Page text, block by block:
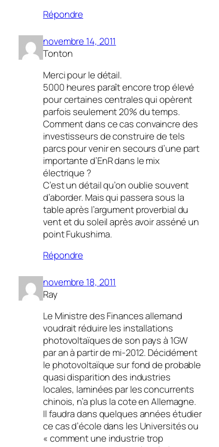
Répondre
novembre 14, 2011
Tonton
Merci pour le détail.
5000 heures paraît encore trop élevé
pour certaines centrales qui opèrent
parfois seulement 20% du temps.
Comment dans ce cas convaincre des
investisseurs de construire de tels
parcs pour venir en secours d’une part
importante d’EnR dans le mix
électrique ?
C’est un détail qu’on oublie souvent
d’aborder. Mais qui passera sous la
table après l’argument proverbial du
vent et du soleil après avoir asséné un
point Fukushima.
Répondre
novembre 18, 2011
Ray
Le Ministre des Finances allemand
voudrait réduire les installations
photovoltaïques de son pays à 1GW
par an à partir de mi-2012. Décidément
le photovoltaïque sur fond de probable
quasi disparition des industries
locales, laminées par les concurrents
chinois, n’a plus la cote en Allemagne.
Il faudra dans quelques années étudier
ce cas d’école dans les Universités ou
« comment une industrie trop